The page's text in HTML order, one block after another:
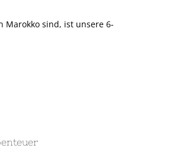
Marokko sind, ist unsere 6-